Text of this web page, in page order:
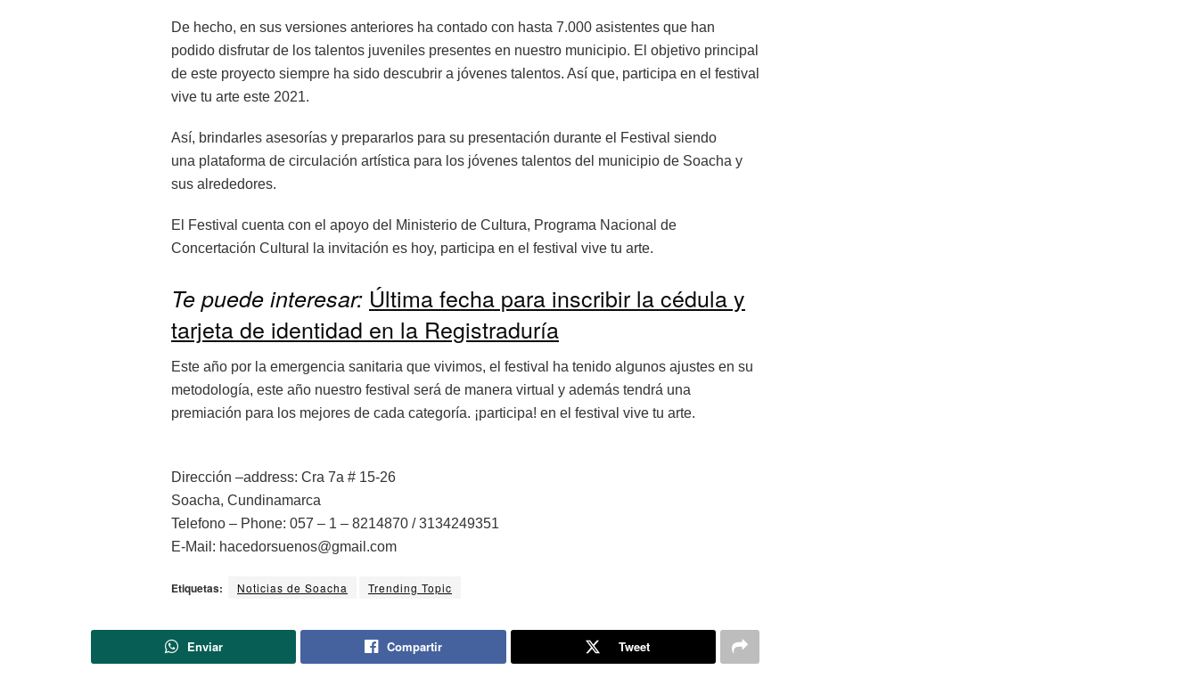
De hecho, en sus versiones anteriores ha contado con hasta 7.000 asistentes que han
podido disfrutar de los talentos juveniles presentes en nuestro municipio. El objetivo principal
de este proyecto siempre ha sido descubrir a jóvenes talentos. Así que, participa en el festival
vive tu arte este 2021.
Así, brindarles asesorías y prepararlos para su presentación durante el Festival siendo
una plataforma de circulación artística para los jóvenes talentos del municipio de Soacha y
sus alrededores.
El Festival cuenta con el apoyo del Ministerio de Cultura, Programa Nacional de
Concertación Cultural la invitación es hoy, participa en el festival vive tu arte.
Te puede interesar: Última fecha para inscribir la cédula y
tarjeta de identidad en la Registraduría
Este año por la emergencia sanitaria que vivimos, el festival ha tenido algunos ajustes en su
metodología, este año nuestro festival será de manera virtual y además tendrá una
premiación para los mejores de cada categoría. ¡participa! en el festival vive tu arte.
Dirección –address: Cra 7a # 15-26
Soacha, Cundinamarca
Telefono – Phone: 057 – 1 – 8214870 / 3134249351
E-Mail: hacedorsuenos@gmail.com
Etiquetas: Noticias de Soacha Trending Topic
Enviar Compartir Tweet